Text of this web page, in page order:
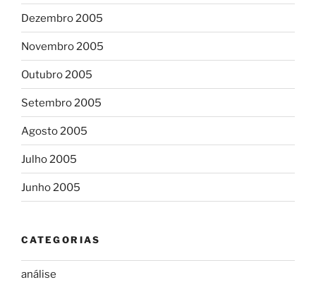
Dezembro 2005
Novembro 2005
Outubro 2005
Setembro 2005
Agosto 2005
Julho 2005
Junho 2005
CATEGORIAS
análise